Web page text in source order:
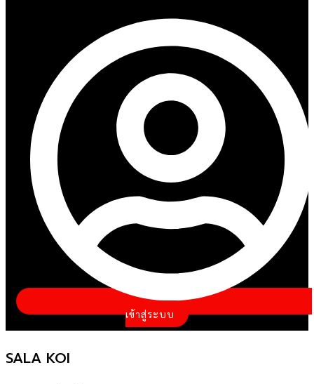
เข้าสู่ระบบ
SALA KOI